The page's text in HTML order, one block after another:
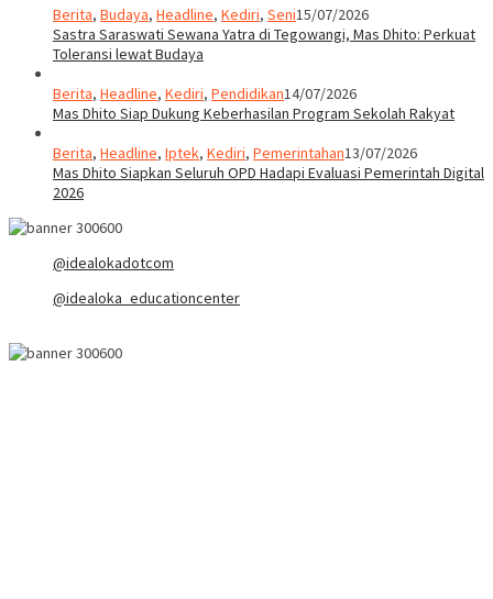
Berita, Budaya, Headline, Kediri, Seni15/07/2026
Sastra Saraswati Sewana Yatra di Tegowangi, Mas Dhito: Perkuat
Toleransi lewat Budaya
Berita, Headline, Kediri, Pendidikan14/07/2026
Mas Dhito Siap Dukung Keberhasilan Program Sekolah Rakyat
Berita, Headline, Iptek, Kediri, Pemerintahan13/07/2026
Mas Dhito Siapkan Seluruh OPD Hadapi Evaluasi Pemerintah Digital
2026
@idealokadotcom
@idealoka_educationcenter